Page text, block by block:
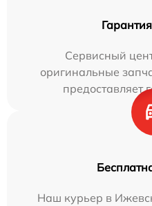
Сервисный
оригинальные
предоставляет
Наш курьер в